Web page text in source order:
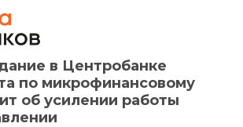
в Центробанке
по микрофинансовому
об усилении работы